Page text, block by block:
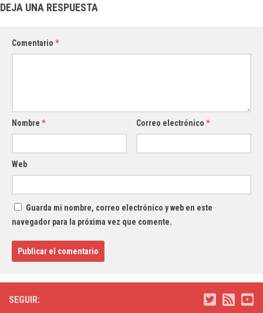
DEJA UNA RESPUESTA
Comentario *
Nombre * Correo electrónico*
Web
Guarda mi nombre, correo electrónico y web en este
navegador para la próxima vez que comente.
SEGUIR: